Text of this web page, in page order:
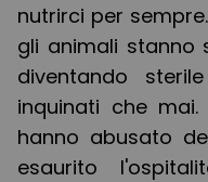
nutrirci per
gli animali stanno
diventando
inquinati che
hanno abusato
esaurito